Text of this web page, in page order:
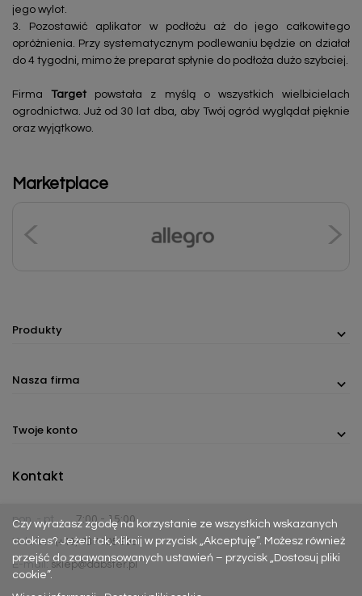
jego wylot.
3. Pozostawić aplikator w podłożu aż do jego całkowitego
opróżnienia. Przy systematycznym podlewaniu będzie on działał
do 4 tygodni, mimo że preparat spłynie do podłoża dużo szybciej.
FirmaTarget powstała z myślą o wszystkich wielbicielach
ogrodnictwa. Już od 30 lat dba, aby Twój ogród wyglądał pięknie
oraz wyjątkowo.
Marketplace
Produkty
Nasza firma
Twoje konto
Czy wyrażasz zgodę na korzystanie ze wszystkich wskazanych
cookies? Jeżeli tak, kliknij w przycisk „Akceptuję”. Możesz również
przejść do zaawansowanych ustawień – przycisk „Dostosuj pliki
cookie”.
Kontakt
pon. - pt.
7:00 - 15:00
Telefon:(+48) 737 305 306
E-mail: sklep@dabster.pl